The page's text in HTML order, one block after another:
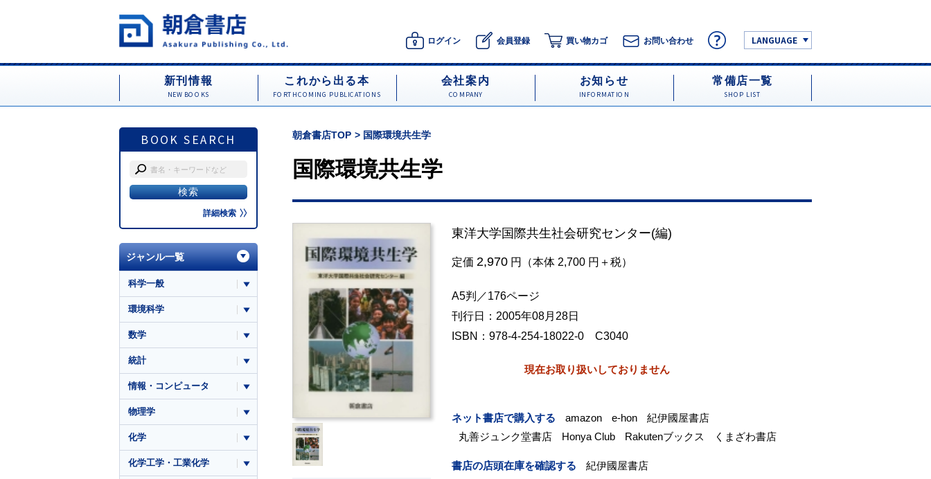
ログイン 会員登録 買い物カゴ お問い合わせ LANGUAGE
新刊情報
NEW BOOKS
これから出る本
FORTHCOMING PUBLICATIONS
会社案内
COMPANY
お知らせ
INFORMATION
常備店一覧
SHOP LIST
BOOK SEARCH
詳細検索
朝倉書店TOP 国際環境共生学
国際環境共生学
東洋大学国際共生社会研究センター(編)
定価 2,970 円（本体 2,700 円＋税）
A5判／176ページ
刊行日：2005年08月28日
ISBN：978-4-254-18022-0 C3040
現在お取り扱いしておりません
ネット書店で購入する amazon e-hon
紀伊國屋書店
丸善ジュンク堂書店
Honya Club Rakutenブックス くまざわ書店
書店の店頭在庫を確認する 紀伊國屋書店
ジャンル一覧
科学一般
環境科学
数学
統計
情報・コンピュータ
物理学
化学
化学工学・工業化学